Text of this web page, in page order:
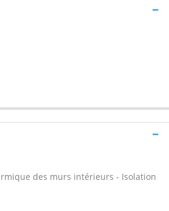
des murs intérieurs - Isolation